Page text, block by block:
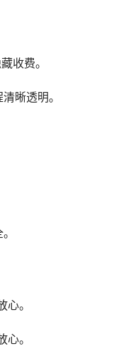
收费。
晰透明。
。
。